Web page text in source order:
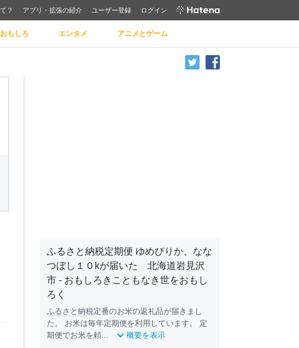
？ アプリ・拡張の紹介 ユーザー登録 ログイン
おもしろ エンタメ アニメとゲーム
ふるさと納税定期便 ゆめぴりか、なな
つぼし１０kが届いた 北海道岩見沢
市 - おもしろきこともなき世をおもし
ろく
ふるさと納税定番のお米の返礼品が届きまし
た。 お米は毎年定期便を利用しています。 定
期便でお米を頼...
概要を表示